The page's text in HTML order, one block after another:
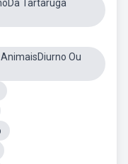
Tartaruga
Ou